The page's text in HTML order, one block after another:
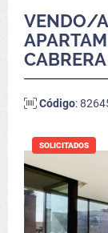
VENDO/
CABRERA
Código:
SOLICITADOS